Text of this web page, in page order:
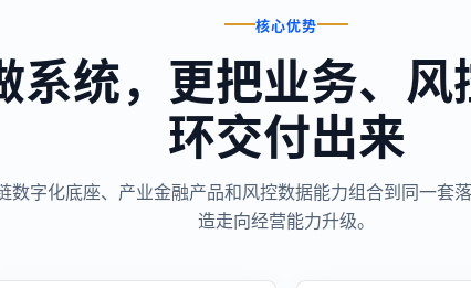
核心优势
系统，更把业务、风
环交付出来
数字化底座、产业金融产品和风控数据能力组合到同一套
造走向经营能力升级。